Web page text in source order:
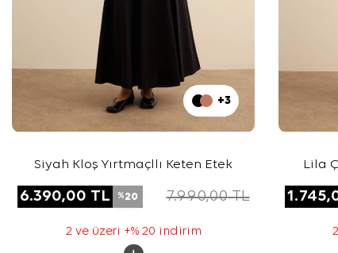
+3
Siyah Kloş Yırtmaçllı Keten Etek
6.390,00 TL %20 7.990,00TL
2 ve üzeri +% 20 indirim
Lila